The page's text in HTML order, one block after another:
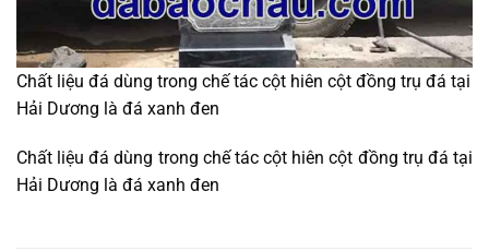
Chất liệu đá dùng trong chế tác cột hiên cột đồng trụ đá tại
Hải Dương là đá xanh đen
Chất liệu đá dùng trong chế tác cột hiên cột đồng trụ đá tại
Hải Dương là đá xanh đen